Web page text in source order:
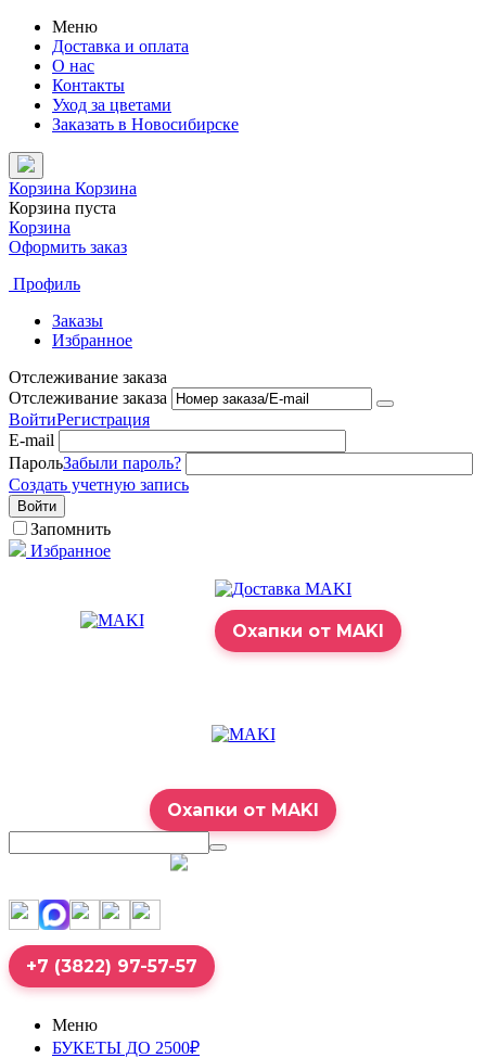
Меню
Доставка и оплата
О нас
Контакты
Уход за цветами
Заказать в Новосибирске
Корзина Корзина
Корзина пуста
Корзина
Оформить заказ
Профиль
Заказы
Избранное
Отслеживание заказа
Отслеживание заказа
ВойтиРегистрация
E-mail
ПарольЗабыли пароль?
Создать учетную запись
Войти
Запомнить
Избранное
Охапки от MAKI
Охапки от MAKI
+7 (3822) 97-57-57
Меню
БУКЕТЫ ДО 2500₽